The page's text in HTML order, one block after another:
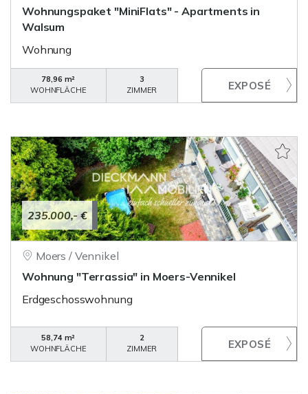
Wohnungspaket "MiniFlats" - Apartments in
Walsum
Wohnung
78,96 m²
WOHNFLÄCHE
3
ZIMMER
235.000,- €
Moers / Vennikel
Wohnung "Terrassia" in Moers-Vennikel
Erdgeschosswohnung
58,74 m²
WOHNFLÄCHE
2
ZIMMER